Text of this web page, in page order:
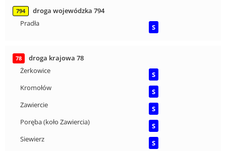
794
droga wojewódzka 794
Pradła
S
78
droga krajowa 78
Żerkowice
S
Kromołów
S
Zawiercie
S
Poręba (koło Zawiercia)
S
Siewierz
S